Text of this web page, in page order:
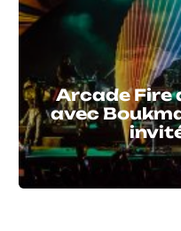
Arcade Fire
avec